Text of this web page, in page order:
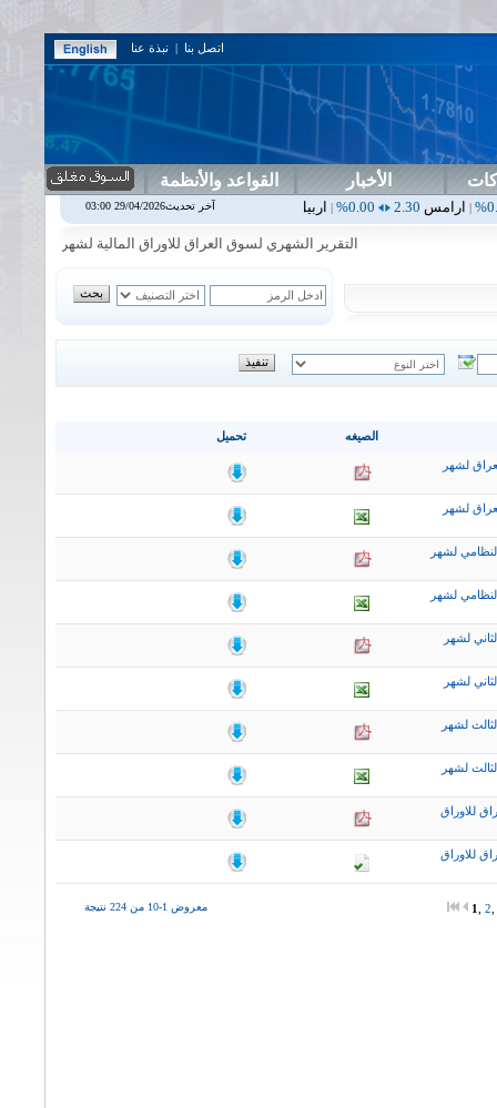
اتصل بنا | نبذة عنا
الأخبار القواعد والأنظمة
0.00%
|اربيل0.00
0.00%
0.00%
|اسفنج1.87
التقرير الشهري لسوق العراق للاوراق المالية لشهر تموز2026
تحميل الصيغه
لشهر
لشهر
لشهر
لشهر
لشهر
لشهر
لشهر
لشهر
للاوراق
للاوراق
معروض 1-10 من 224 نتيجة 1 2